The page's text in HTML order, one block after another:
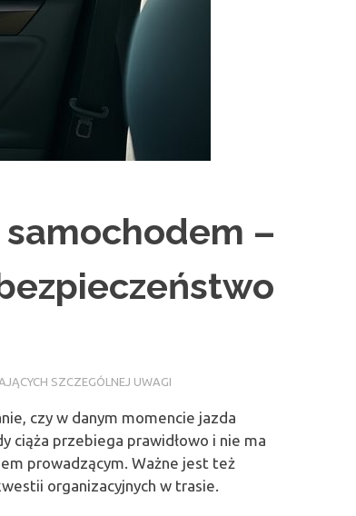
–
SZCZEGÓLNEJ UWAGI
czy w danym momencie jazda
ciąża przebiega prawidłowo i nie ma
prowadzącym. Ważne jest też
organizacyjnych w trasie.